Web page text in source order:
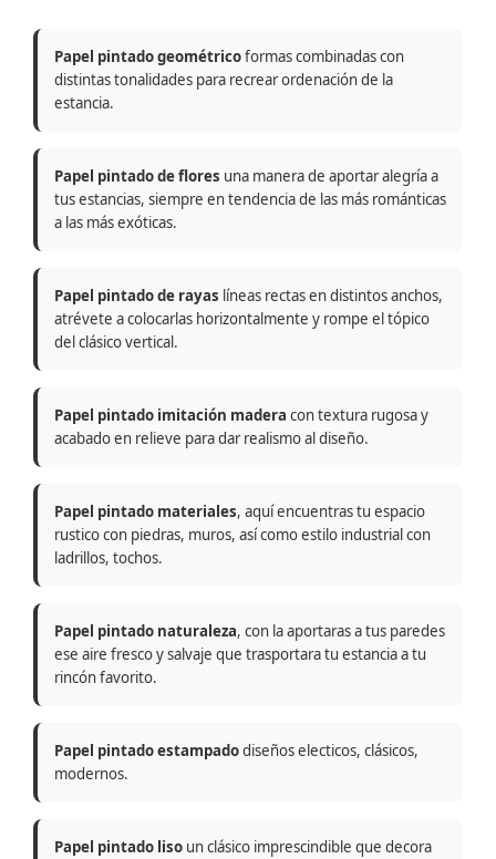
Papel pintado geométricoformas combinadas con
distintas tonalidades para recrear ordenación de la
estancia.
Papel pintado de flores una manera de aportar alegría a
tus estancias, siempre en tendencia de las más románticas
a las más exóticas.
Papel pintado de rayas líneas rectas en distintos anchos,
atrévete a colocarlas horizontalmente y rompe el tópico
del clásico vertical.
Papel pintado imitación madera con textura rugosa y
acabado en relieve para dar realismo al diseño.
Papel pintado materiales, aquí encuentras tu espacio
rustico con piedras, muros, así como estilo industrial con
ladrillos, tochos.
Papel pintado naturaleza, con la aportaras a tus paredes
ese aire fresco y salvaje que trasportara tu estancia a tu
rincón favorito.
Papel pintado estampadodiseños electicos, clásicos,
modernos.
Papel pintado liso un clásico imprescindible que decora